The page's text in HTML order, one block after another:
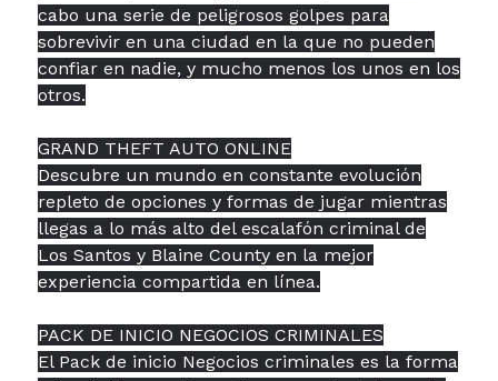
cabo una serie de peligrosos golpes para
sobrevivir en una ciudad en la que no pueden
confiar en nadie, y mucho menos los unos en los
otros.
GRAND THEFT AUTO ONLINE
Descubre un mundo en constante evolución
repleto de opciones y formas de jugar mientras
llegas a lo más alto del escalafón criminal de
Los Santos y Blaine County en la mejor
experiencia compartida en línea.
PACK DE INICIO NEGOCIOS CRIMINALES
El Pack de inicio Negocios criminales es la forma